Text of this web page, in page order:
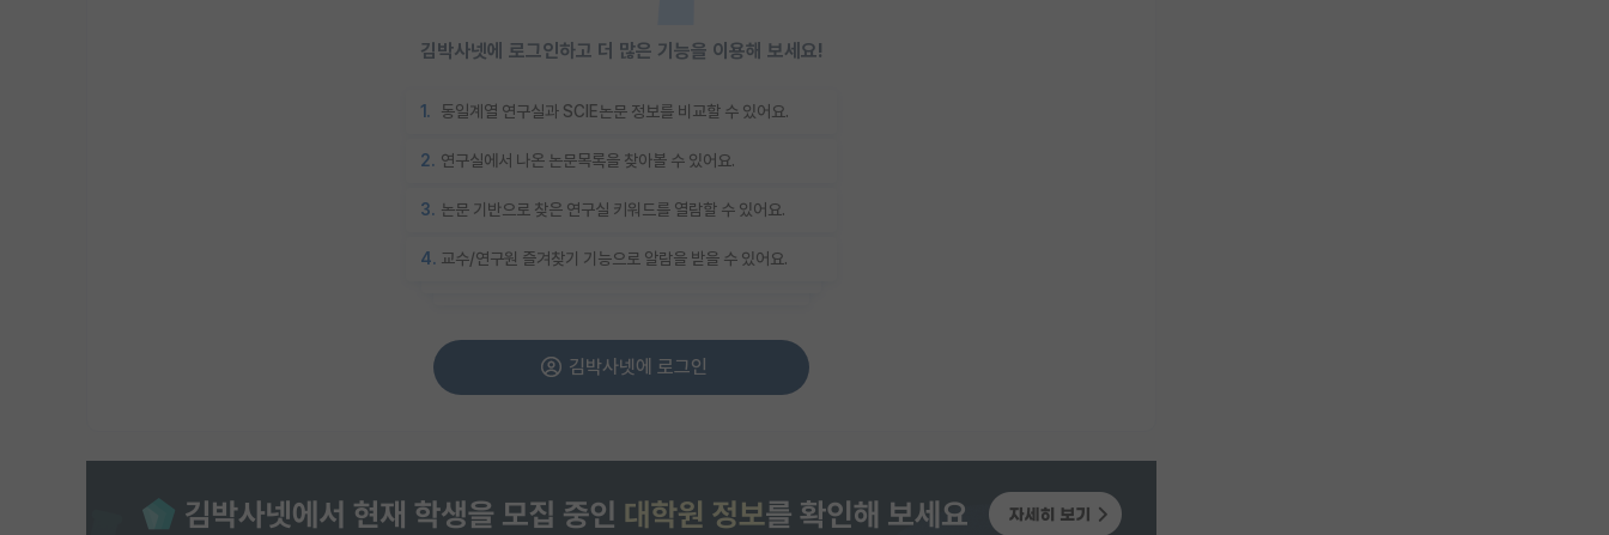
김박사넷에 로그인하고 더 많은 기능을 이용해 보세요!
1. 동일계열 연구실과 SCIE논문 정보를 비교할 수 있어요.
2. 연구실에서 나온 논문목록을 찾아볼 수 있어요.
3. 논문 기반으로 찾은 연구실 키워드를 열람할 수 있어요.
4. 교수/연구원 즐겨찾기 기능으로 알람을 받을 수 있어요.
김박사넷에 로그인